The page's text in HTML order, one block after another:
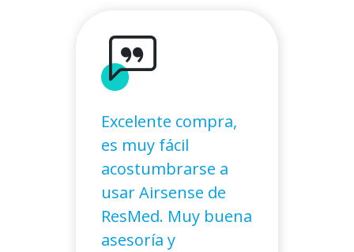
Excelente compra,
es muy fácil
acostumbrarse a
usar Airsense de
ResMed. Muy buena
asesoría y